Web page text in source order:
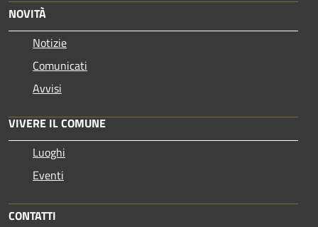
NOVITÀ
Notizie
Comunicati
Avvisi
VIVERE IL COMUNE
Luoghi
Eventi
CONTATTI